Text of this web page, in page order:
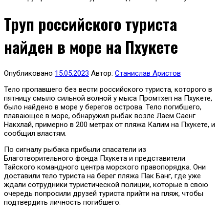
Труп российского туриста
найден в море на Пхукете
Опубликовано 15.05.2023 Автор: Станислав Аристов
Тело пропавшего без вести российского туриста, которого в
пятницу смыло сильной волной у мыса Промтхеп на Пхукете,
было найдено в море у берегов острова. Тело погибшего,
плавающее в море, обнаружил рыбак возле Лаем Саенг
Накхлай, примерно в 200 метрах от пляжа Калим на Пхукете, и
сообщил властям.
По сигналу рыбака прибыли спасатели из
Благотворительного фонда Пхукета и представители
Тайского командного центра морского правопорядка. Они
доставили тело туриста на берег пляжа Пак Банг, где уже
ждали сотрудники туристической полиции, которые в свою
очередь попросили друзей туриста прийти на пляж, чтобы
подтвердить личность погибшего.